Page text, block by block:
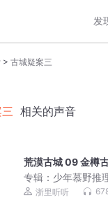
发
> 古城疑案三
相关的声音
荒漠古城 09 金樽
专辑： 少年慕野推
浙里听听